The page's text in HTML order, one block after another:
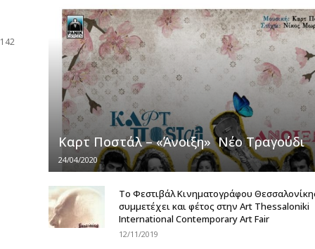
Καρτ Ποστάλ – «Άνοιξη» Νέο Τραγούδι
24/04/2020
Το Φεστιβάλ Κινηματογράφου
συμμετέχει και φέτος στην Art Thessaloniki
International Contemporary Art Fair
12/11/2019